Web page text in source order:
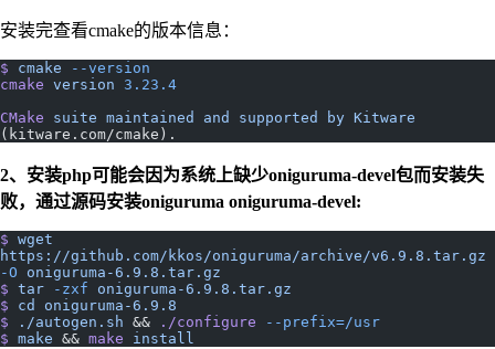
安装完查看cmake的版本信息：
$ cmake --version
cmake version 3.23.4
CMake suite maintained and supported by Kitware
(kitware.com/cmake).
2、安装php可能会因为系统上缺少oniguruma-devel包而安装失
败，通过源码安装oniguruma oniguruma-devel:
$ wget
https://github.com/kkos/oniguruma/archive/v6.9.8.tar.gz
-O oniguruma-6.9.8.tar.gz
$ tar -zxf oniguruma-6.9.8.tar.gz
$ cd
oniguruma-6.9.8
$ ./autogen.sh && ./configure --prefix=/usr
$ make && make install